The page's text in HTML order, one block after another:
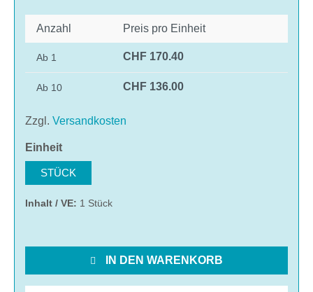
Anzahl Preis pro Einheit
Ab 1 CHF 170.40
Ab 10 CHF 136.00
Zzgl. Versandkosten
Einheitauswählen
STÜCK
Inhalt / VE: 1 Stück
IN DEN WARENKORB